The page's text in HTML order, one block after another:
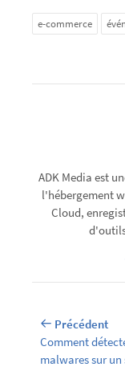
e-commerce
ADK Media est
l'hébergement
Cloud,
Précédent
Comment
malwares sur un